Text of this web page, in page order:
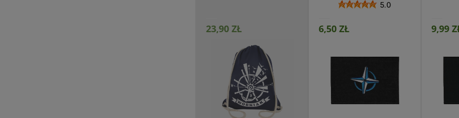
23,90 ZŁ
5.0
6,50 ZŁ 9,99